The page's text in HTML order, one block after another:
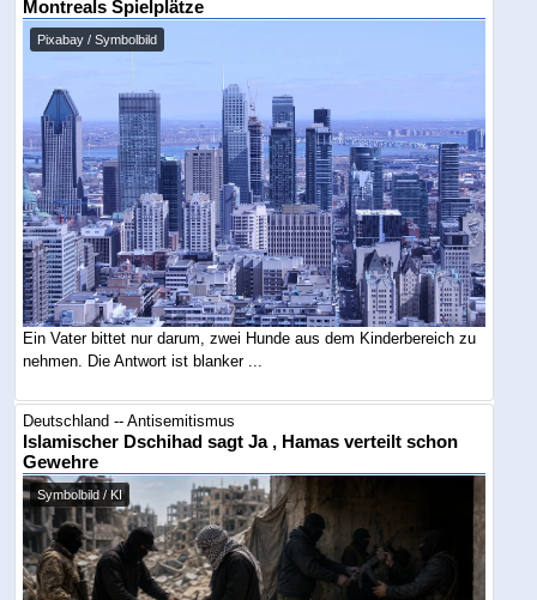
Montreals Spielplätze
Pixabay / Symbolbild
Ein Vater bittet nur darum, zwei Hunde aus dem Kinderbereich zu
nehmen. Die Antwort ist blanker ...
Deutschland -- Antisemitismus
Islamischer Dschihad sagt Ja , Hamas verteilt schon
Gewehre
Symbolbild / KI